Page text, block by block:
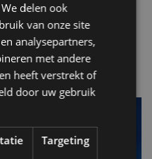
delen ook
van onze site
analysepartners,
met andere
heeft verstrekt of
door uw gebruik
Targeting